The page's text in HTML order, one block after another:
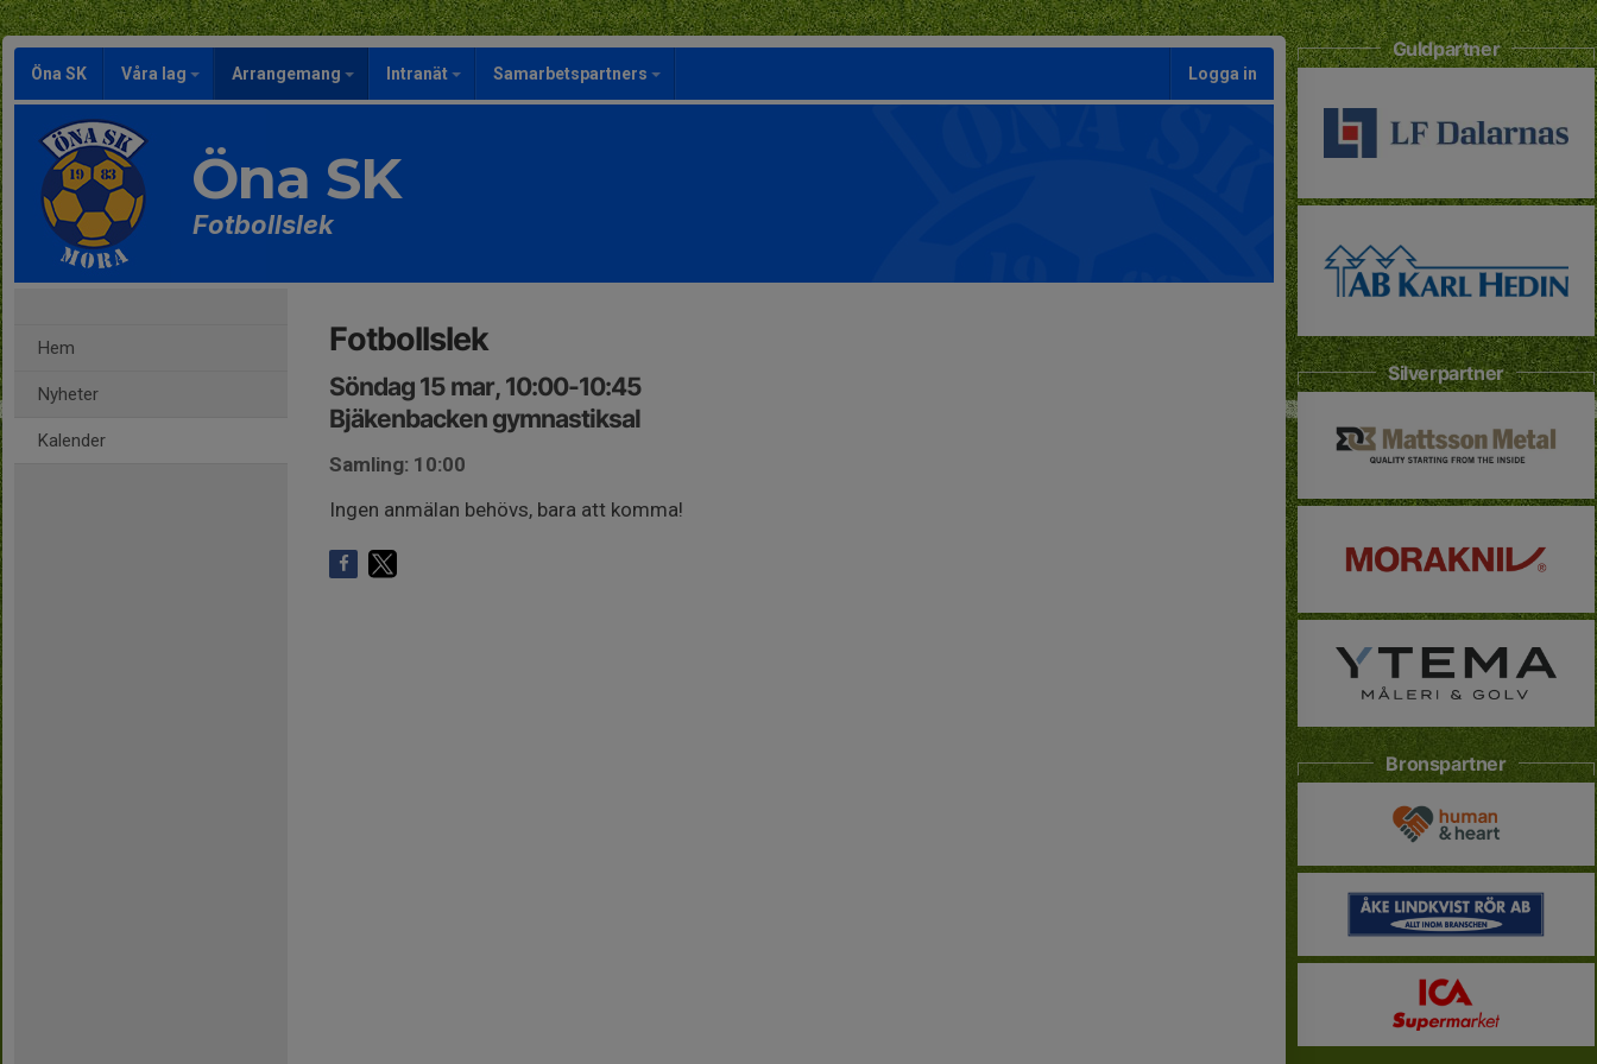
Öna SK Våra lag Arrangemang Intranät Samarbetspartners Logga in
Öna SK
Fotbollslek
Hem
Nyheter
Kalender
Fotbollslek
Söndag 15 mar, 10:00-10:45
Bjäkenbacken gymnastiksal
Samling: 10:00
Ingen anmälan behövs, bara att komma!
Guldpartner
Silverpartner
Bronspartner